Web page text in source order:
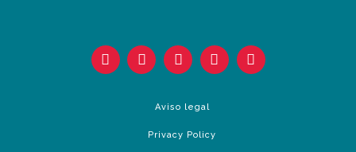
Aviso legal
Privacy Policy